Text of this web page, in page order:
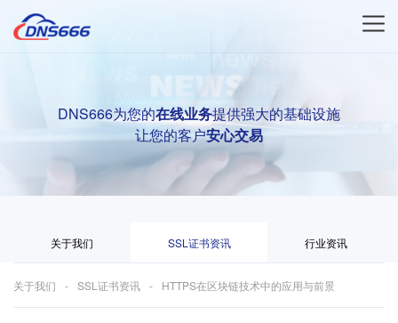
DNS666为您的在线业务提供强大的基础设施
让您的客户安心交易
关于我们 SSL证书资讯 行业资讯
关于我们 SSL证书资讯 HTTPS在区块链技术中的应用与前景